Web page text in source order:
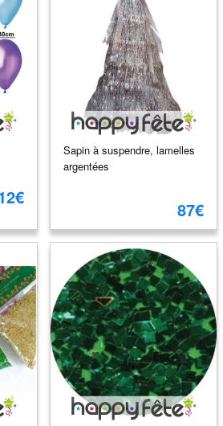
Sapin à suspendre, lamelles
argentées
87€